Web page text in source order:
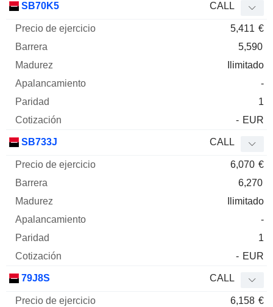
SB70K5 CALL
5,411 €
5,590
Ilimitado
-
1
- EUR
SB733J CALL
6,070 €
6,270
Ilimitado
-
1
- EUR
79J8S CALL
6,158 €